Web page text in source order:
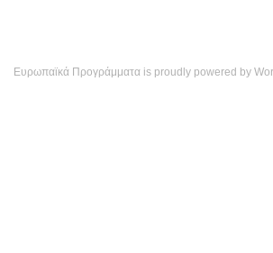
Ευρωπαϊκά Προγράμματα is proudly powered by